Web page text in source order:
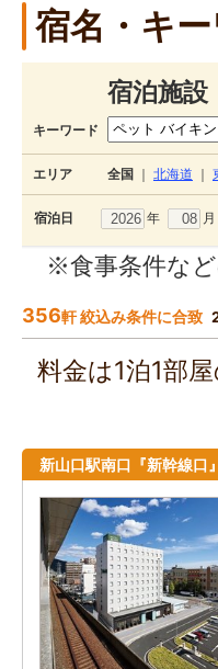
宿名・キ
宿泊施設
キーワード
エリア 全国 北海道
宿泊日 年 月
※食事条件な
356軒 絞込み条件に合致
料金は1泊1部
新山口駅南口『新幹線口